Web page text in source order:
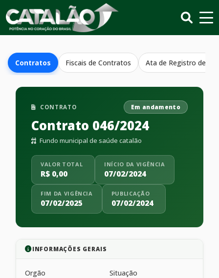
Contratos Fiscais de Contratos Ata de Registro de
CONTRATO Em andamento
Contrato 046/2024
Fundo municipal de saúde catalão
VALOR TOTAL
R$ 0,00
INÍCIO DA VIGÊNCIA
07/02/2024
FIM DA VIGÊNCIA
07/02/2025
PUBLICAÇÃO
07/02/2024
INFORMAÇÕES GERAIS
Orgão Situação